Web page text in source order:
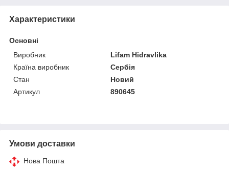
Характеристики
Основні
Виробник
Lifam Hidravlika
Країна виробник
Сербія
Стан
Новий
Артикул
890645
Умови доставки
Нова Пошта